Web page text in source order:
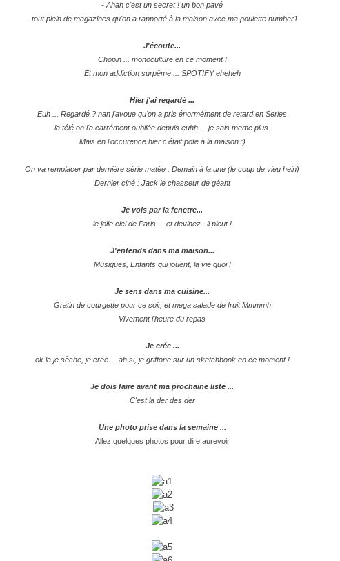
- Ahah c'est un secret ! un bon pavé
- tout plein de magazines qu'on a rapporté à la maison avec ma poulette number1
J'écoute...
Chopin ... monoculture en ce moment !
Et mon addiction surpême ... SPOTIFY eheheh
Hier j'ai regardé ...
Euh ... Regardé ? nan j'avoue qu'on a pris énormément de retard en Series
la télé on l'a carrément oubliée depuis euhh ... je sais meme plus.
Mais en l'occurence hier c'était pote à la maison :)
On va remplacer par dernière série matée : Demain à la une (le coup de vieu hein)
Dernier ciné : Jack le chasseur de géant
Je vois par la fenetre...
le jolie ciel de Paris ... et devinez.. il pleut !
J'entends dans ma maison...
Musiques, Enfants qui jouent, la vie quoi !
Je sens dans ma cuisine...
Gratin de courgette pour ce soir, et mega salade de fruit Mmmmh
Vivement l'heure du repas
Je crée ...
ok la je sèche, je crée ... ah si, je griffone sur un sketchbook en ce moment !
Je dois faire avant ma prochaine liste ...
C'est la der des der
Une photo prise dans la semaine ...
Allez quelques photos pour dire aurevoir